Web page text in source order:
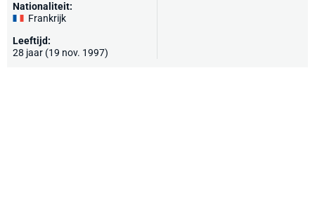
Nationaliteit:
Frankrijk
Leeftijd:
28 jaar (19 nov. 1997)